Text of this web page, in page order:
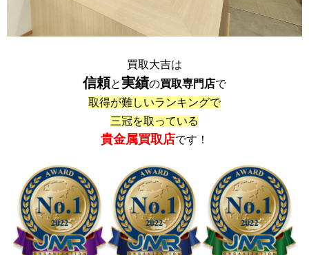
買取大吉は
信頼と実績の買取専門店で
取得が難しいランキングで
三冠を取っている
貴金属買取店です！